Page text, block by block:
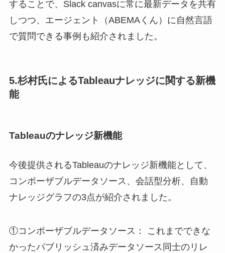
することで、Slack canvasに常に最新データを共有
しつつ、エージェント（ABEMAくん）に自然言語
で質問できる事例も紹介されました。
5.杉村氏によるTableauナレッジに関する新機
能
Tableauのナレッジ新機能
今後提供されるTableauのナレッジ新機能として、
コンポーザブルデータソース、会話型分析、自動
ナレッジグラフの3点が紹介されました。
①コンポーザブルデータソース： これまでできな
かったパブリッシュ済みデータソース同士のリレ